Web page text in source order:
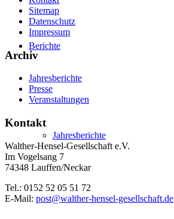
Berichte
Jahresberichte
Sitemap
Datenschutz
Impressum
Archiv
Jahresberichte
Presse
Veranstaltungen
Kontakt
Walther-Hensel-Gesellschaft e.V.
Im Vogelsang 7
74348 Lauffen/Neckar
Tel.: 0152 52 05 51 72
E-Mail: post@walther-hensel-gesellschaft.de